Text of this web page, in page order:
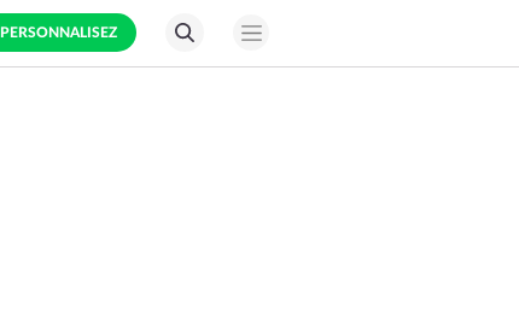
PERSONNALISEZ